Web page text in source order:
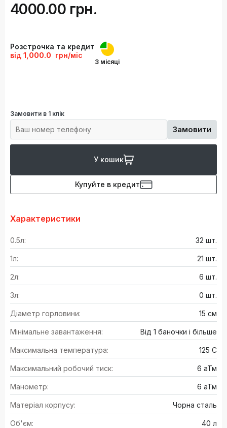
4000.00 грн.
Розстрочка та кредит
від 1,000.0 грн/міс
3 місяці
Замовити в 1 клік
Замовити
У кошик
Купуйте в кредит
Характеристики
0.5л: 32 шт.
1л: 21 шт.
2л: 6 шт.
3л: 0 шт.
Діаметр горловини: 15 см
Мінімальне завантаження: Від 1 баночки і більше
Максимальна температура: 125 С
Максимальний робочий тиск: 6 аТм
Манометр: 6 аТм
Матеріал корпусу: Чорна сталь
Об'єм: 40 л